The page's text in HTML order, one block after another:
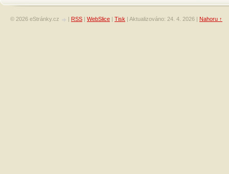
© 2026 eStránky.cz | RSS | WebSlice | Tisk | Aktualizováno: 24. 4. 2026 | Nahoru ↑